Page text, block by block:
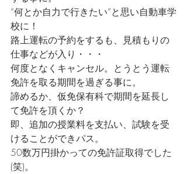
“何とか自力で行きたい”と思い自動車学
校に！
路上運転の予約をするも、見積もりの
仕事などが入り・・・
何度となくキャンセル。とうとう運転
免許を取る期間を過ぎる事に。
諦めるか、仮免保有科で期間を延長し
て免許を頂くか？
即、追加の授業料を支払い、試験を受
けることができパス。
50数万円掛かっての免許証取得でした
(笑)。